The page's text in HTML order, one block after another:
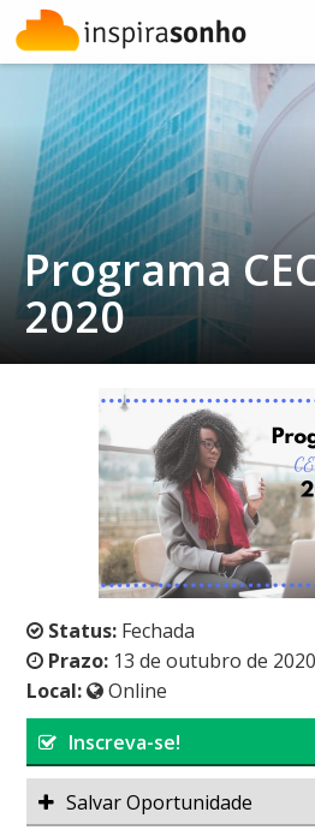
Programa
2020
Status: Fechada
Prazo: 13 de outubro de 2020
Local:
Online
Inscreva-se!
Salvar Oportunidade